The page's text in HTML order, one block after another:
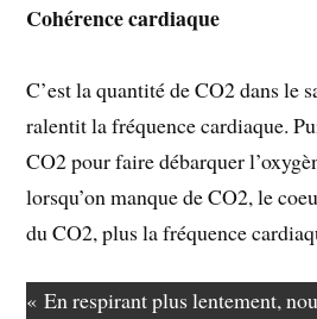
Cohérence cardiaque
C’est la quantité de CO2 dans le
ralentit la fréquence cardiaque.
CO2 pour faire débarquer
lorsqu’on manque de CO2, le
du CO2, plus la fréquence
« En respirant plus lentement,